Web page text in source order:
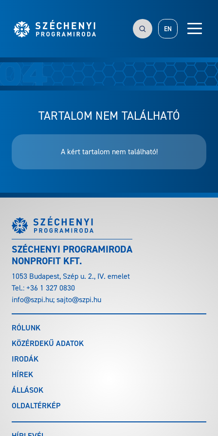
EN
TARTALOM NEM TALÁLHATÓ
A kért tartalom nem található!
SZÉCHENYI PROGRAMIRODA
NONPROFIT KFT.
1053 Budapest, Szép u. 2., IV. emelet
Tel.:+36 1 327 0830
info@szpi.hu;sajto@szpi.hu
RÓLUNK
KÖZÉRDEKŰ ADATOK
IRODÁK
HÍREK
ÁLLÁSOK
OLDALTÉRKÉP